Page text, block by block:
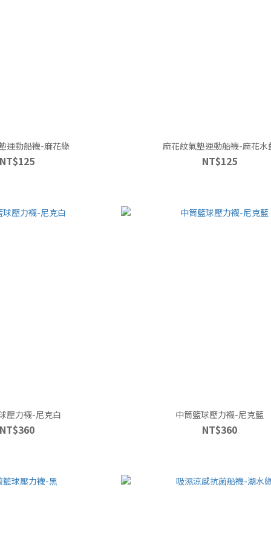
運動船襪-麻花綠 麻花紋氣墊運動船襪-麻花水
NT$125
壓力襪-尼克白 中筒籃球壓力襪-尼克藍
NT$360